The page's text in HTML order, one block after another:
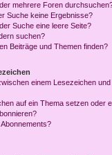
mehrere Foren
Suche keine Ergebnisse?
Suche eine leere Seite?
suchen?
Beiträge und Themen finden?
einem Lesezeichen
auf ein Thema setzen oder